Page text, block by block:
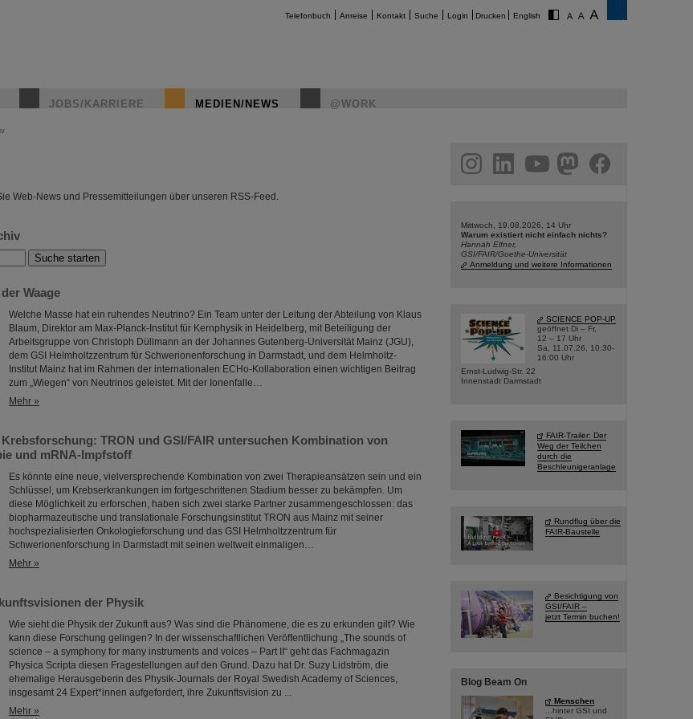
Telefonbuch Anreise Kontakt Suche Login Drucken English
JOBS/KARRIERE MEDIEN/NEWS @WORK
Web-News und Pressemitteilungen über unseren RSS-Feed.
Waage
Welche Masse hat ein ruhendes Neutrino? Ein Team unter der Leitung der Abteilung von Klaus
Blaum, Direktor am Max-Planck-Institut für Kernphysik in Heidelberg, mit Beteiligung der
Arbeitsgruppe von Christoph Düllmann an der Johannes Gutenberg-Universität Mainz (JGU),
dem GSI Helmholtzzentrum für Schwerionenforschung in Darmstadt, und dem Helmholtz-
Institut Mainz hat im Rahmen der internationalen ECHo-Kollaboration einen wichtigen Beitrag
zum „Wiegen“ von Neutrinos geleistet. Mit der Ionenfalle…
Mehr »
TRON und GSI/FAIR untersuchen Kombination von
und mRNA-Impfstoff
Es könnte eine neue, vielversprechende Kombination von zwei Therapieansätzen sein und ein
Schlüssel, um Krebserkrankungen im fortgeschrittenen Stadium besser zu bekämpfen. Um
diese Möglichkeit zu erforschen, haben sich zwei starke Partner zusammengeschlossen: das
biopharmazeutische und translationale Forschungsinstitut TRON aus Mainz mit seiner
hochspezialisierten Onkologieforschung und das GSI Helmholtzzentrum für
Schwerionenforschung in Darmstadt mit seinen weltweit einmaligen…
Mehr »
der Physik
Wie sieht die Physik der Zukunft aus? Was sind die Phänomene, die es zu erkunden gilt? Wie
kann diese Forschung gelingen? In der wissenschaftlichen Veröffentlichung „The sounds of
science – a symphony for many instruments and voices – Part II“ geht das Fachmagazin
Physica Scripta diesen Fragestellungen auf den Grund. Dazu hat Dr. Suzy Lidström, die
ehemalige Herausgeberin des Physik-Journals der Royal Swedish Academy of Sciences,
insgesamt 24 Expert*innen aufgefordert, ihre Zukunftsvision zu ...
Mehr »
facebook
Mittwoch, 19.08.2026, 14 Uhr
Warum existiert nicht einfach nichts?
Hannah Elfner,
GSI/FAIR/Goethe-Universität
Anmeldung und weitere Informationen
SCIENCE POP-UP
geöffnet Di – Fr,
12 – 17 Uhr
Sa, 11.07.26, 10:30-
16:00 Uhr
Ernst-Ludwig-Str. 22
Innenstadt Darmstadt
FAIR-Trailer: Der
Weg der Teilchen
durch die
Beschleunigeranlage
Rundflug über die
FAIR-Baustelle
Besichtigung von
GSI/FAIR –
jetzt Termin buchen!
Blog Beam On
Menschen
...hinter GSI und